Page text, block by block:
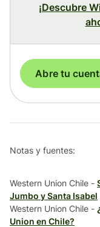
¡Descubre
Abre tu
Notas y fuentes:
Western Union Chile -
Jumbo y Santa Isabel
Western Union Chile -
Union en Chile?